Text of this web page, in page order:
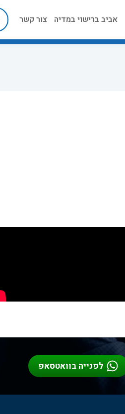
אביב ברישוי במדיה צור קשר
לפנייה בוואטסאפ